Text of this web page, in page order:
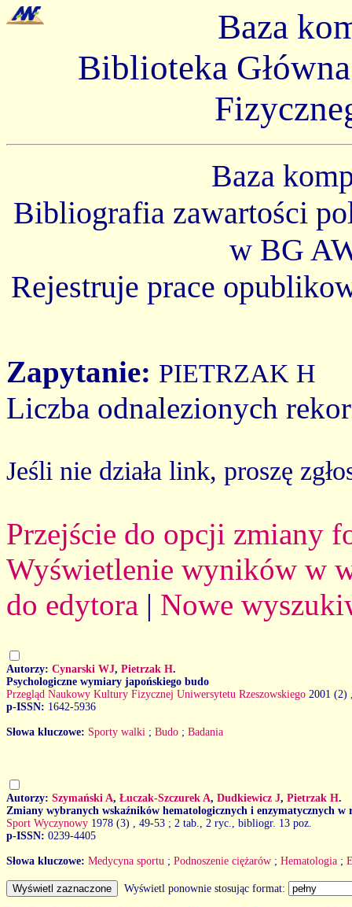
Baza
Biblioteka
Baza
Bibliografia zawartości
w BG
Rejestruje prace
Zapytanie: PIETRZAK H
Liczba odnalezionych
Jeśli nie działa link, proszę
Przejście do opcji zmiany
Wyświetlenie wyników w
do edytora | Nowe
Autorzy: Cynarski WJ, Pietrzak H.
Psychologiczne wymiary japońskiego budo
Przegląd Naukowy Kultury Fizycznej Uniwersytetu Rzeszowskiego 2001 (2)
p-ISSN: 1642-5936
Słowa kluczowe: Sporty walki ; Budo ; Badania
Autorzy: Szymański A, Łuczak-Szczurek A, Dudkiewicz J, Pietrzak H.
Zmiany wybranych wskaźników hematologicznych i enzymatycznych
Sport Wyczynowy 1978 (3)
, 49-53 ; 2 tab., 2 ryc., bibliogr. 13 poz.
p-ISSN: 0239-4405
Słowa kluczowe: Medycyna sportu ; Podnoszenie ciężarów ; Hematologia ;
Wyświetl ponownie stosując format: